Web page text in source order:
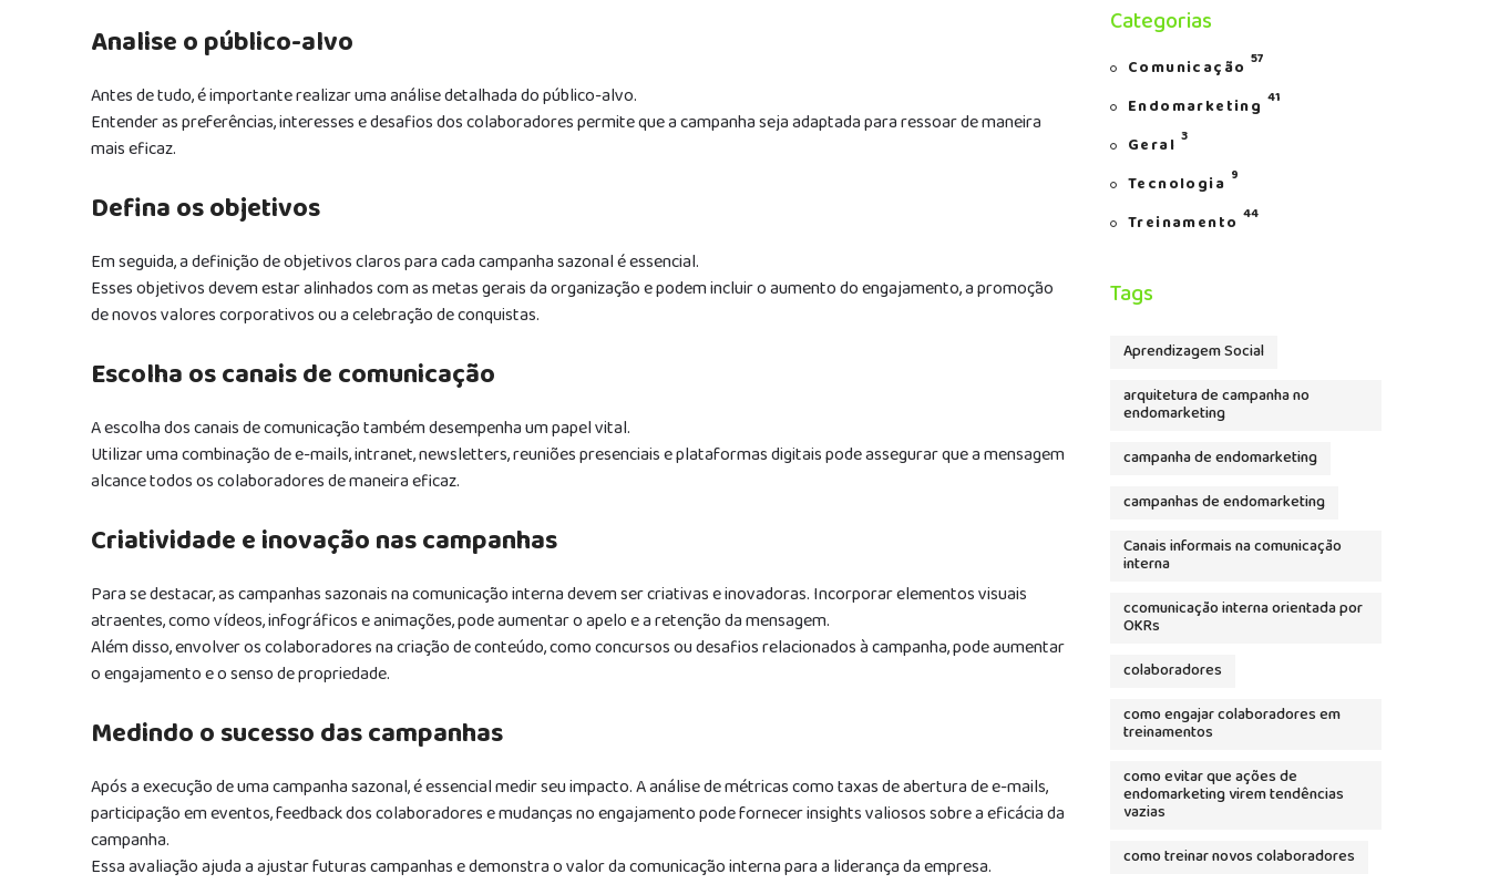
Analise o público-alvo
Antes de tudo, é importante realizar uma análise detalhada do público-alvo.
Entender as preferências, interesses e desafios dos colaboradores permite que a campanha seja adaptada para ressoar de maneira
mais eficaz.
Defina os objetivos
Em seguida, a definição de objetivos claros para cada campanha sazonal é essencial.
Esses objetivos devem estar alinhados com as metas gerais da organização e podem incluir o aumento do engajamento, a promoção
de novos valores corporativos ou a celebração de conquistas.
Escolha os canais de comunicação
A escolha dos canais de comunicação também desempenha um papel vital.
Utilizar uma combinação de e-mails, intranet, newsletters, reuniões presenciais e plataformas digitais pode assegurar que a mensagem
alcance todos os colaboradores de maneira eficaz.
Criatividade e inovação nas campanhas
Para se destacar, as campanhas sazonais na comunicação interna devem ser criativas e inovadoras. Incorporar elementos visuais
atraentes, como vídeos, infográficos e animações, pode aumentar o apelo e a retenção da mensagem.
Além disso, envolver os colaboradores na criação de conteúdo, como concursos ou desafios relacionados à campanha, pode aumentar
o engajamento e o senso de propriedade.
Medindo o sucesso das campanhas
Após a execução de uma campanha sazonal, é essencial medir seu impacto. A análise de métricas como taxas de abertura de e-mails,
participação em eventos, feedback dos colaboradores e mudanças no engajamento pode fornecer insights valiosos sobre a eficácia da
campanha.
Essa avaliação ajuda a ajustar futuras campanhas e demonstra o valor da comunicação interna para a liderança da empresa.
Categorias
Comunicação 57
Endomarketing 41
Geral 3
Tecnologia 9
Treinamento 44
Tags
Aprendizagem Social
arquitetura de campanha no
endomarketing
campanha de endomarketing
campanhas de endomarketing
Canais informais na comunicação
interna
ccomunicação interna orientada por
OKRs
colaboradores
como engajar colaboradores em
treinamentos
como evitar que ações de
endomarketing virem tendências
vazias
como treinar novos colaboradores